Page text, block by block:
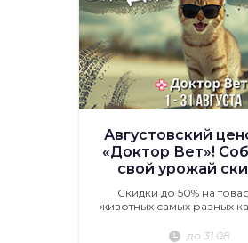
Августовский
«Доктор Вет»!
свой урожай
Скидки до 50% на
животных самых разных
до 31.08